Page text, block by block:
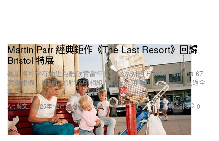
Art 藝文
Martin Parr 經典鉅作《The Last Resort》回歸
Bristol 特展
觀眾將可罕有地近距離欣賞當年拍攝此系列的 Plaubel Makina 67
真實相機，連同原始聯絡印相紙及從未公開曝光的照片，一次過全
數展出。
2025年12月24日 1.8K 0